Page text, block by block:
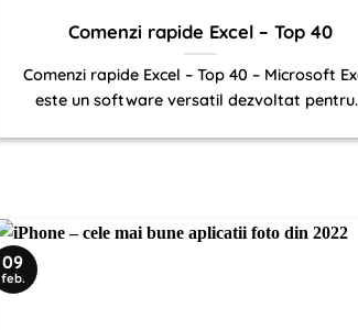
Comenzi rapide Excel – Top 40
Comenzi rapide Excel – Top 40 – Microsoft
este un software versatil dezvoltat
09
feb.